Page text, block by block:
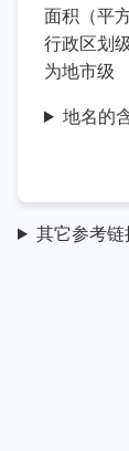
面积（平
行政区划
为地市级
地名的
其它参考